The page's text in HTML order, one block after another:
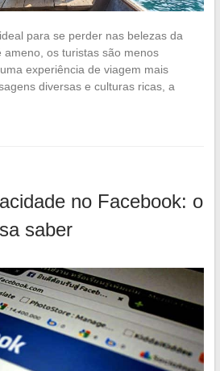
para se perder nas belezas da
ameno, os turistas são menos
experiência de viagem mais
diversas e culturas ricas, a
no Facebook: o
saber